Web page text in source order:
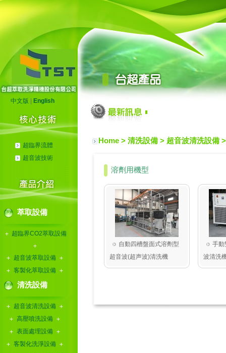
中文版 English
超臨界流體
超音波技術
萃取設備
超臨界CO2萃取設備
超音波萃取設備
客製化萃取設備
清洗設備
超音波清洗設備
高壓噴洗設備
表面處理設備
客製化洗淨設備
Home > 清洗設備 > 超音波清洗設備
溶劑用機型
自動四槽盤面式溶劑型
超音波(超声波)清洗機
手動
波清洗